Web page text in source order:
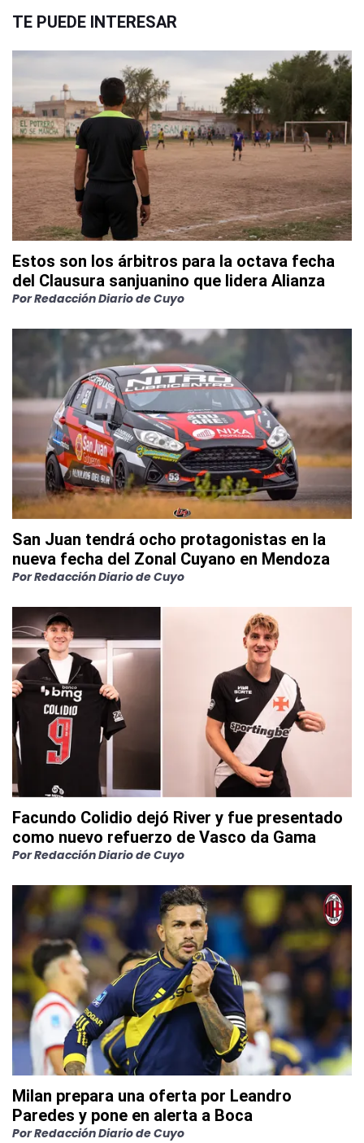
TE PUEDE INTERESAR
Estos son los árbitros para la octava fecha
del Clausura sanjuanino que lidera Alianza
PorRedacción Diario de Cuyo
San Juan tendrá ocho protagonistas en la
nueva fecha del Zonal Cuyano en Mendoza
PorRedacción Diario de Cuyo
Facundo Colidio dejó River y fue presentado
como nuevo refuerzo de Vasco da Gama
PorRedacción Diario de Cuyo
Milan prepara una oferta por Leandro
Paredes y pone en alerta a Boca
PorRedacción Diario de Cuyo